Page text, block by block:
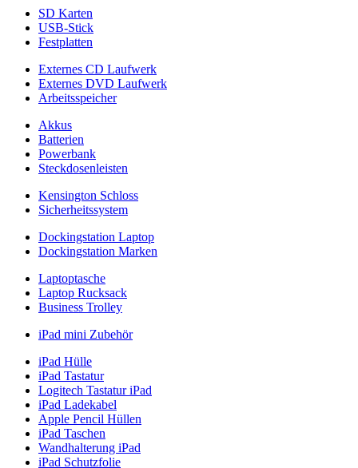
SD Karten
USB-Stick
Festplatten
Externes CD Laufwerk
Externes DVD Laufwerk
Arbeitsspeicher
Akkus
Batterien
Powerbank
Steckdosenleisten
Kensington Schloss
Sicherheitssystem
Dockingstation Laptop
Dockingstation Marken
Laptoptasche
Laptop Rucksack
Business Trolley
iPad mini Zubehör
iPad Hülle
iPad Tastatur
Logitech Tastatur iPad
iPad Ladekabel
Apple Pencil Hüllen
iPad Taschen
Wandhalterung iPad
iPad Schutzfolie